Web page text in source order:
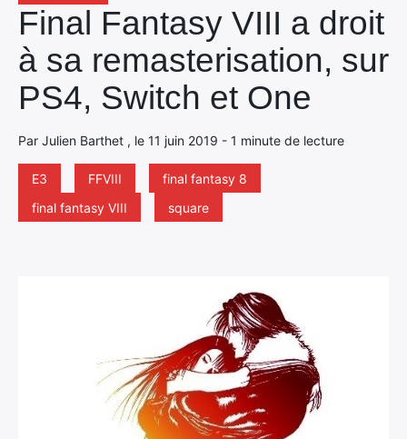
Final Fantasy VIII a droit
à sa remasterisation, sur
PS4, Switch et One
Par Julien Barthet , le 11 juin 2019 - 1 minute de lecture
E3 FFVIII
final fantasy 8
final fantasy VIII
square